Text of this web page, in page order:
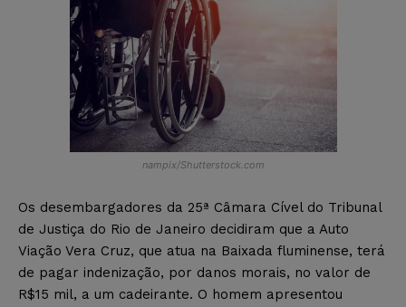
nampix/Shutterstock.com
Os desembargadores da 25ª Câmara Cível do Tribunal
de Justiça do Rio de Janeiro decidiram que a Auto
Viação Vera Cruz, que atua na Baixada fluminense, terá
de pagar indenização, por danos morais, no valor de
R$15 mil, a um cadeirante. O homem apresentou